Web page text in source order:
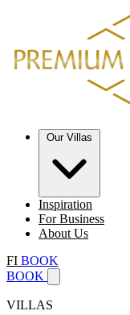
Inspiration
For Business
About Us
FI BOOK
BOOK
VILLAS